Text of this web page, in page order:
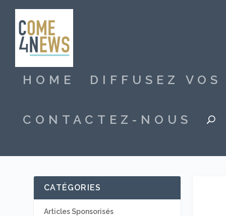
HOME DIFFUSEZ
CONTACTEZ-NOUS
CATÉGORIES
Articles Sponsorisés